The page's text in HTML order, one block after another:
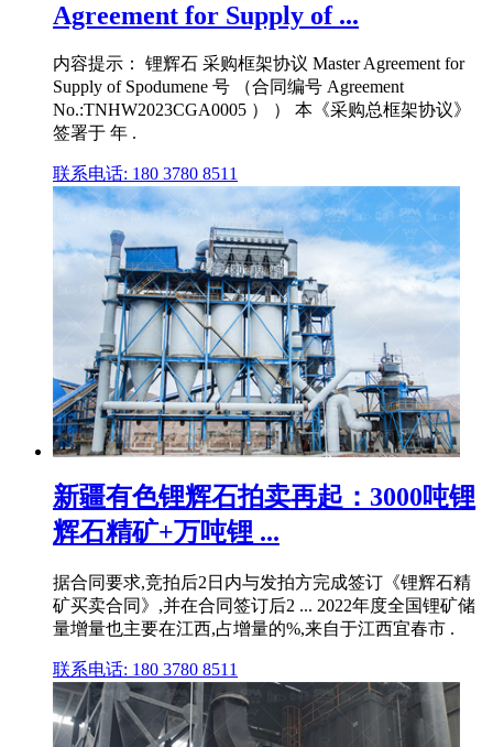
Agreement for Supply of ...
内容提示： 锂辉石 采购框架协议 Master Agreement for
Supply of Spodumene 号 （合同编号 Agreement
No.:TNHW2023CGA0005 ） ） 本《采购总框架协议》
签署于 年 .
联系电话: 180 3780 8511
新疆有色锂辉石拍卖再起：3000吨锂
辉石精矿+万吨锂 ...
据合同要求,竞拍后2日内与发拍方完成签订《锂辉石精
矿买卖合同》,并在合同签订后2 ... 2022年度全国锂矿储
量增量也主要在江西,占增量的%,来自于江西宜春市 .
联系电话: 180 3780 8511